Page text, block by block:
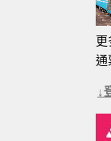
更
通
↓